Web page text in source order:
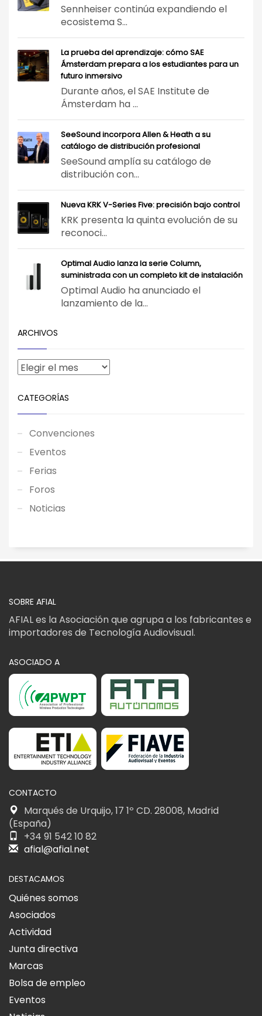
Sennheiser continúa expandiendo el
ecosistema S...
La prueba del aprendizaje: cómo SAE
Ámsterdam prepara a los estudiantes para un
futuro inmersivo
Durante años, el SAE Institute de
Ámsterdam ha ...
SeeSound incorpora Allen & Heath a su
catálogo de distribución profesional
SeeSound amplía su catálogo de
distribución con...
Nueva KRK V-Series Five: precisión bajo control
KRK presenta la quinta evolución de su
reconoci...
Optimal Audio lanza la serie Column,
suministrada con un completo kit de instalación
Optimal Audio ha anunciado el
lanzamiento de la...
ARCHIVOS
CATEGORÍAS
Convenciones
Eventos
Ferias
Foros
Noticias
SOBRE AFIAL
AFIAL es la Asociación que agrupa a los fabricantes e
importadores de Tecnología Audiovisual.
ASOCIADO A
CONTACTO
Marqués de Urquijo, 17 1º CD. 28008, Madrid
(España)
+34 91 542 10 82
afial@afial.net
DESTACAMOS
Quiénes somos
Asociados
Actividad
Junta directiva
Marcas
Bolsa de empleo
Eventos